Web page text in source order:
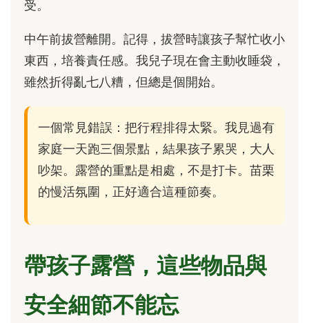
受。
中午前拔營離開。記得，拔營時讓孩子幫忙收小
東西，培養責任感。我兒子現在會主動收睡袋，
雖然折得亂七八糟，但總是個開始。
一個常見錯誤：把行程排得太緊。我見過有
家庭一天跑三個景點，結果孩子累哭，大人
吵架。露營的重點是相處，不是打卡。苗栗
的慢活氛圍，正好適合這種節奏。
帶孩子露營，這些物品與
安全細節不能忘